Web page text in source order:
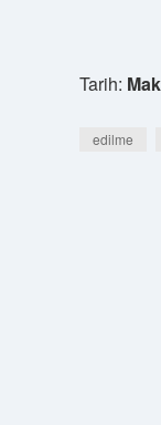
Tarih:
edilme